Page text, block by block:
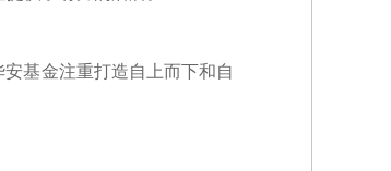
基金注重打造自上而下和自